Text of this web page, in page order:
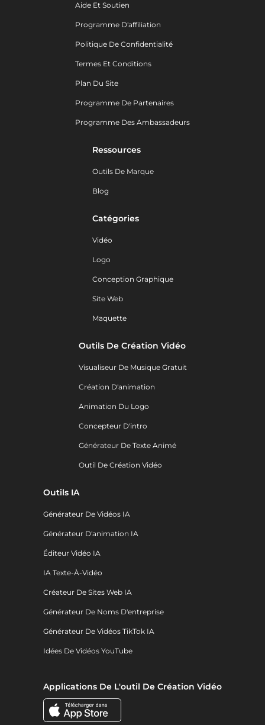
Aide Et Soutien
Programme D'affiliation
Politique De Confidentialité
Termes Et Conditions
Plan Du Site
Programme De Partenaires
Programme Des Ambassadeurs
Ressources
Outils De Marque
Blog
Catégories
Vidéo
Logo
Conception Graphique
Site Web
Maquette
Outils De Création Vidéo
Visualiseur De Musique Gratuit
Création D'animation
Animation Du Logo
Concepteur D'intro
Générateur De Texte Animé
Outil De Création Vidéo
Outils IA
Générateur De Vidéos IA
Générateur D'animation IA
Éditeur Vidéo IA
IA Texte-À-Vidéo
Créateur De Sites Web IA
Générateur De Noms D'entreprise
Générateur De Vidéos TikTok IA
Idées De Vidéos YouTube
Applications De L'outil De Création Vidéo